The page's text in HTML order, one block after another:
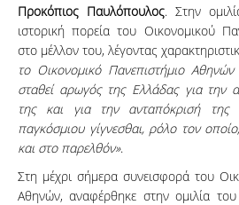
Προκόπιος Παυλόπουλος. Στην
ιστορική πορεία του Οικονομικού
στο μέλλον του, λέγοντας
το Οικονομικό Πανεπιστήμιο
σταθεί αρωγός της Ελλάδας για την
της και για την ανταπόκρισή
παγκόσμιου γίγνεσθαι, ρόλο τον
και στο παρελθόν».
Στη μέχρι σήμερα συνεισφορά του
Αθηνών, αναφέρθηκε στην ομιλία